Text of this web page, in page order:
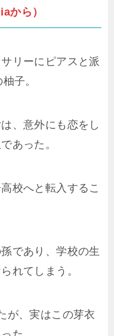
から）
リーにピアスと派
子。
、意外にも恋をし
あった。
校へと転入するこ
であり、学校の生
れてしまう。
が、実はこの芽衣